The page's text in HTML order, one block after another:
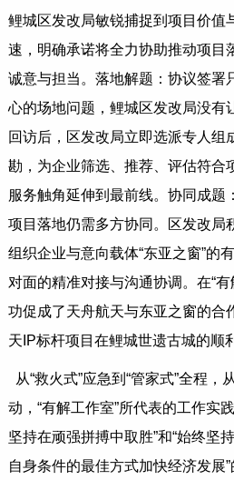
鲤城区发改局敏锐捕捉到项目价值
速，明确承诺将全力协助推动项目
诚意与担当。落地解题：协议签署
心的场地问题，鲤城区发改局没有
回访后，区发改局立即选派专人组
勘，为企业筛选、推荐、评估符合
服务触角延伸到最前线。协同成题
项目落地仍需多方协同。区发改局
组织企业与意向载体“东亚之窗”的
对面的精准对接与沟通协调。在“
功促成了天舟航天与东亚之窗的合
天IP标杆项目在鲤城世遗古城的顺
从“救火式”应急到“管家式”全程，
动，“有解工作室”所代表的工作实
坚持在顽强拼搏中取胜”和“始终坚
自身条件的最佳方式加快经济发展